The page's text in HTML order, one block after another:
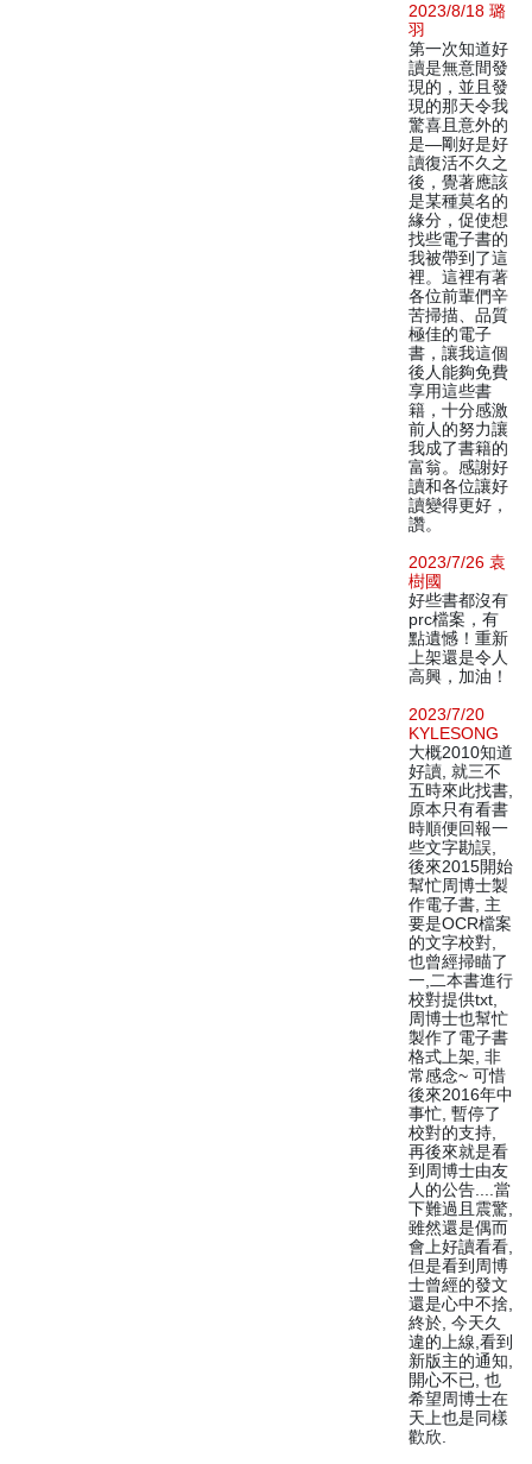
2023/8/18 璐
羽
第一次知道好
讀是無意間發
現的，並且發
現的那天令我
驚喜且意外的
是—剛好是好
讀復活不久之
後，覺著應該
是某種莫名的
緣分，促使想
找些電子書的
我被帶到了這
裡。這裡有著
各位前輩們辛
苦掃描、品質
極佳的電子
書，讓我這個
後人能夠免費
享用這些書
籍，十分感激
前人的努力讓
我成了書籍的
富翁。感謝好
讀和各位讓好
讀變得更好，
讚。
2023/7/26 袁
樹國
好些書都沒有
prc檔案，有
點遺憾！重新
上架還是令人
高興，加油！
2023/7/20
KYLESONG
大概2010知道
好讀, 就三不
五時來此找書,
原本只有看書
時順便回報一
些文字勘誤,
後來2015開始
幫忙周博士製
作電子書, 主
要是OCR檔案
的文字校對,
也曾經掃瞄了
一,二本書進行
校對提供txt,
周博士也幫忙
製作了電子書
格式上架, 非
常感念~ 可惜
後來2016年中
事忙, 暫停了
校對的支持,
再後來就是看
到周博士由友
人的公告....當
下難過且震驚,
雖然還是偶而
會上好讀看看,
但是看到周博
士曾經的發文
還是心中不捨,
終於, 今天久
違的上線,看到
新版主的通知,
開心不已, 也
希望周博士在
天上也是同樣
歡欣.